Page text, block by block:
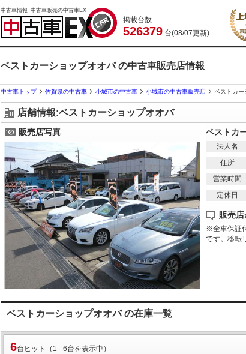
中古車情報･中古車販売の中古車EX
掲載台数
526379 台(08/07更新)
ベストカーショップオオバ の中古車販売店情報
中古車トップ 佐賀県の中古車 小城市の中古車 小城市の中古車販売店 ベストカー
店舗情報:ベストカーショップオオバ
販売店写真 ベストカ
法人名
住所
営業時間
定休日
販売
※全車保証
です。移転
ベストカーショップオオバ の在庫一覧
6台ヒット（1 - 6台を表示中）